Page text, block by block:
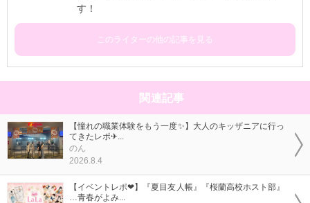
す！
このライターの他の記事を見る
関連記事
【憧れの職業体験をもう一度✨】大人のキッザニアに行っ
てきたレポ✈...
のん
2026.8.4
【イベントレポ❤】『夏目友人帳』『桜蘭高校ホスト部』
…青春がよみ...